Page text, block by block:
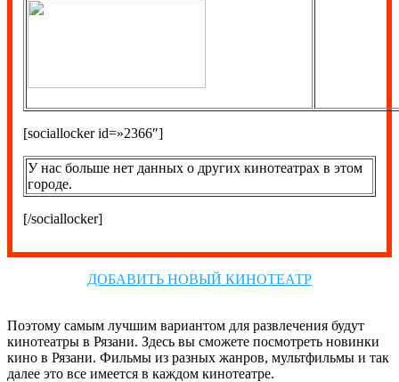
[sociallocker id=»2366″]
У нас больше нет данных о других кинотеатрах в этом
городе.
[/sociallocker]
ДОБАВИТЬ НОВЫЙ КИНОТЕАТР
Поэтому самым лучшим вариантом для развлечения будут
кинотеатры в Рязани. Здесь вы сможете посмотреть новинки
кино в Рязани. Фильмы из разных жанров, мультфильмы и так
далее это все имеется в каждом кинотеатре.